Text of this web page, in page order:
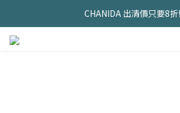
久坐神器>>坐&靠墊組合只要
CHANIDA 出清價只要8折